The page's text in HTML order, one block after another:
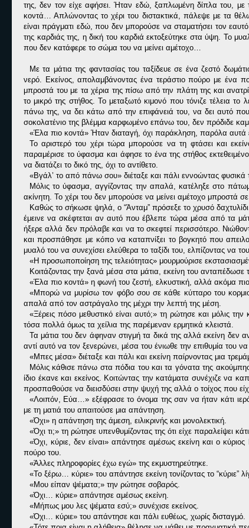
της, δεν τον είχε αφήσει. Ήταν εδώ, ξαπλωμένη δίπλα του, με
κοντά… Απλώνοντας το χέρι του διστακτικά, πάλεψε με τα
είναι πράγματι εδώ, που δεν μπορούσε να σταματήσει τον
της καρδιάς της, η δική του καρδιά εκτοξεύτηκε στα ύψη. Το
που δεν κατάφερε το σώμα του να μείνει αμέτοχο…
Με τα μάτια της φαντασίας του ταξίδευε σε ένα ζεστό
νερό. Εκείνος, απολαμβάνοντας ένα τεράστιο πούρο με ένα
μπροστά του με τα χέρια της πίσω από την πλάτη της και
το μικρό της στήθος. Το μεταξωτό κιμονό που τόνιζε τέλεια
πάνω της, να δει κάτω από την επιφάνειά του, να δει αυτό
σοκολατένιο της βλέμμα καρφωμένο επάνω του, δεν πρόδιδε
«Έλα πιο κοντά» Ήταν διαταγή, όχι παράκληση, παρόλα αυτά
Το αριστερό του χέρι τώρα μπορούσε να τη φτάσει και
παραμέρισε το ύφασμα και άφησε το ένα της στήθος
να διατάζει το δικό της, όχι το αντίθετο.
«Βγάλ’ το από πάνω σου» διέταξε και πάλι εννοώντας φυσικά
Μόλις το ύφασμα, αγγίζοντας την απαλά, κατέληξε στο
ακίνητη. Το χέρι του δεν μπορούσε να μείνει αμέτοχο μπροστά
Καθώς το σήκωσε ψηλά, ο “Άνταμ” πρόσεξε το χρυσό δαχτυλίδι
έμεινε να σκέφτεται αν αυτό που έβλεπε τώρα μέσα από τα
ήξερε αλλά δεν πρόλαβε και να το σκεφτεί περισσότερο.
και προσπάθησε με κόπο να καταπνίξει το βογκητό που
μυαλό του να συνεχίσει ελεύθερα το ταξίδι του, ελπίζοντας
«Η προσωποποίηση της τελειότητας» μουρμούρισε
Κοιτάζοντας την ξανά μέσα στα μάτια, εκείνη του
«Έλα πιο κοντά» η φωνή του ζεστή, ελκυστική, αλλά ακόμα
«Μπορώ να μυρίσω τον φόβο σου σε κάθε κύτταρο του
απαλά από τον αστράγαλο της μέχρι την λεπτή της μέση.
«Ξέρεις πόσο μεθυστικό είναι αυτό;» τη ρώτησε και μόλις
τόσα πολλά όμως τα χείλια της παρέμεναν ερμητικά κλειστά.
Τα μάτια του δεν άφηναν στιγμή τα δικά της αλλά εκείνη δεν
αντί αυτό να τον ξενερώνει, μέσα του ένιωθε την επιθυμία του
«Μπες μέσα» διέταξε και πάλι και εκείνη παίρνοντας μια
Μόλις κάθισε πάνω στα πόδια του και τα γόνατα της
ίδιο έκανε και εκείνος. Κοιτώντας την κατάματα συνέχιζε να
προσπαθούσε να διεισδύσει στην ψυχή της αλλά ο τοίχος που
«Λοιπόν, Εύα…» εξέφρασε το όνομα της σαν να ήταν κάτι
με τη ματιά του απαιτούσε μια απάντηση.
«Όχι» η απάντηση της άμεση, ειλικρινής και μονολεκτική.
«Όχι τι;» τη ρώτησε υπενθυμίζοντας της ότι είχε παραλείψει
«Όχι, κύριε, δεν είναι» απάντησε αμέσως εκείνη και ο
πούρο του.
«Άλλες πληροφορίες έχω εγώ» της εκμυστηρεύτηκε.
«Το ξέρω… κύριε» του απάντησε εκείνη τονίζοντας το “κύριε”
«Μου είπαν ψέματα;» την ρώτησε σοβαρός.
«Όχι… κύριε» απάντησε αμέσως εκείνη.
«Μήπως μου λες ψέματα εσύ;» συνέχισε εκείνος.
«Όχι… κύριε» του απάντησε και πάλι ευθέως, χωρίς δισταγμό.